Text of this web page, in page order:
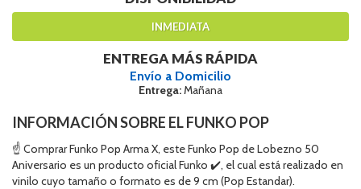
INMEDIATA
ENTREGA MÁS RÁPIDA
Envío a Domicilio
Entrega:Mañana
INFORMACIÓN SOBRE EL FUNKO POP
☝ Comprar Funko Pop Arma X, este Funko Pop de Lobezno 50
Aniversario es un producto oficial Funko ✔️, el cual está realizado en
vinilo cuyo tamaño o formato es de 9 cm (Pop Estandar).